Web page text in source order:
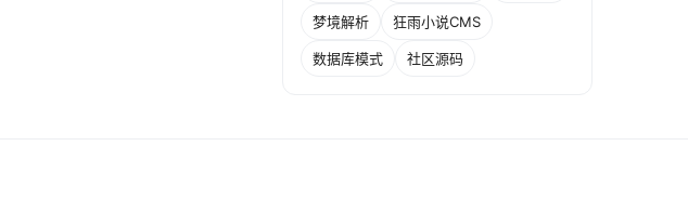
梦境解析 狂雨小说CMS
数据库模式 社区源码